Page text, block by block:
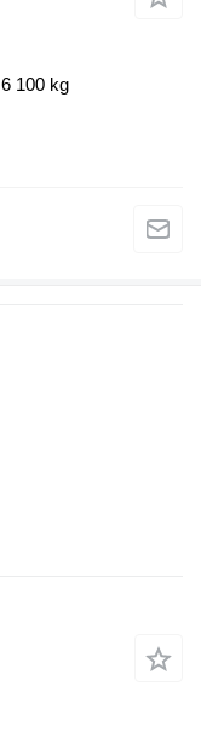
6 100 kg